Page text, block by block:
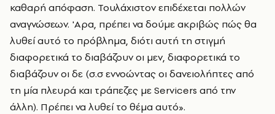
καθαρή απόφαση. Τουλάχιστον επιδέχεται πολλών
αναγνώσεων. 'Αρα, πρέπει να δούμε ακριβώς πώς θα
λυθεί αυτό το πρόβλημα, διότι αυτή τη στιγμή
διαφορετικά το διαβάζουν οι μεν, διαφορετικά το
διαβάζουν οι δε (σ.σ εννοώντας οι δανειολήπτες από
τη μία πλευρά και τράπεζες με Servicers από την
άλλη). Πρέπει να λυθεί το θέμα αυτό».